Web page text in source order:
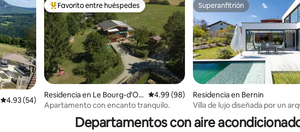
Calificación promedio: 4.93 de 5; 54 evaluaciones
4.93 (54)
De los mejores en Favorito entre huéspedes
Favorito entre huéspedes
Residencia en Le Bourg-d'Ois
ans
Calificación promedio: 4.99 de 5; 98
4.99 (98)
Apartamento con encanto tranquilo.
Superanfitrión
Superanfitrión
Residencia en Bernin
Villa de lujo diseñada por un
con piscina
Departamentos con aire